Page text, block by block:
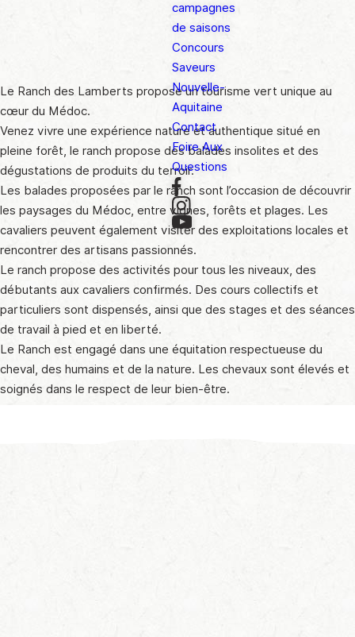
campagnes
de saisons
Concours
Saveurs
Nouvelle-
Aquitaine
Contact
Foire Aux
Questions
Le Ranch des Lamberts propose un tourisme vert unique au
cœur du Médoc.
Venez vivre une expérience nature et authentique situé en
pleine forêt, le ranch propose des balades insolites et des
dégustations de produits du terroir.
Les balades proposées par le ranch sont l’occasion de découvrir
les paysages du Médoc, entre vignes, forêts et plages. Les
cavaliers peuvent également visiter des exploitations locales et
rencontrer des artisans passionnés.
Le ranch propose des activités pour tous les niveaux, des
débutants aux cavaliers confirmés. Des cours collectifs et
particuliers sont dispensés, ainsi que des stages et des séances
de travail à pied et en liberté.
Le Ranch est engagé dans une équitation respectueuse du
cheval, des humains et de la nature. Les chevaux sont élevés et
soignés dans le respect de leur bien-être.